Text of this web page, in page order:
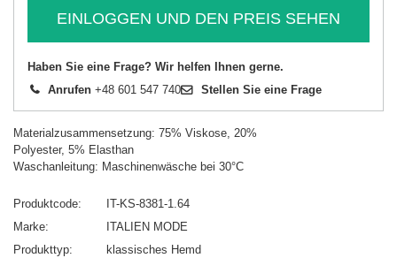
EINLOGGEN UND DEN PREIS SEHEN
Haben Sie eine Frage? Wir helfen Ihnen gerne.
Anrufen +48 601 547 740 Stellen Sie eine Frage
Materialzusammensetzung: 75% Viskose, 20%
Polyester, 5% Elasthan
Waschanleitung: Maschinenwäsche bei 30°C
Produktcode
IT-KS-8381-1.64
Marke
ITALIEN MODE
Produkttyp
klassisches Hemd